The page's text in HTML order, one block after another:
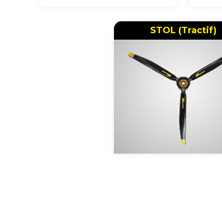
STOL (Tractif)